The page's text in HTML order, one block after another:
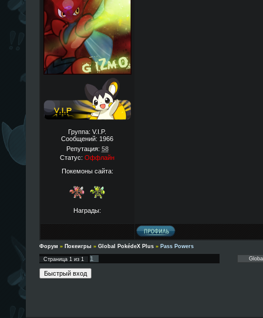
Группа: V.I.P.
Сообщений: 1966
Репутация: 58
Статус: Оффлайн
Покемоны сайта:
Награды:
Форум » Покеигры » Global PokédeX Plus » Pass Powers
Страница 1из 1 1